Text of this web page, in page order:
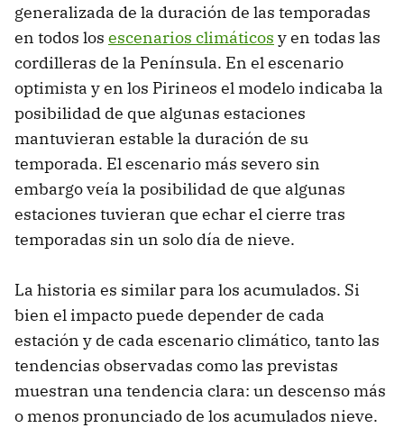
generalizada de la duración de las temporadas
en todos los escenarios climáticos y en todas las
cordilleras de la Península. En el escenario
optimista y en los Pirineos el modelo indicaba la
posibilidad de que algunas estaciones
mantuvieran estable la duración de su
temporada. El escenario más severo sin
embargo veía la posibilidad de que algunas
estaciones tuvieran que echar el cierre tras
temporadas sin un solo día de nieve.
La historia es similar para los acumulados. Si
bien el impacto puede depender de cada
estación y de cada escenario climático, tanto las
tendencias observadas como las previstas
muestran una tendencia clara: un descenso más
o menos pronunciado de los acumulados nieve.